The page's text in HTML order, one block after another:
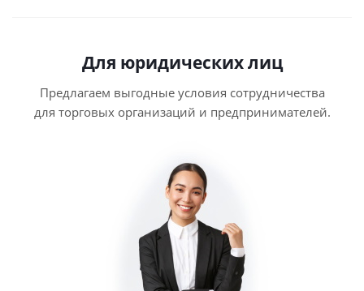
Для юридических лиц
Предлагаем выгодные условия сотрудничества
для торговых организаций и предпринимателей.